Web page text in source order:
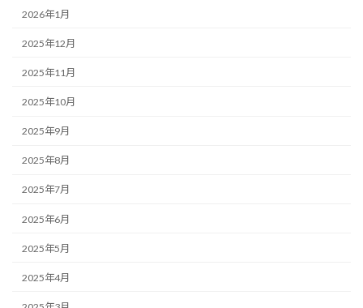
2026年1月
2025年12月
2025年11月
2025年10月
2025年9月
2025年8月
2025年7月
2025年6月
2025年5月
2025年4月